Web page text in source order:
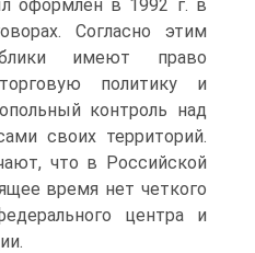
оформлен в 1992 г. в
Согласно этим
имеют право
политику и
контроль над
своих территорий.
что в Российской
время нет четкого
центра и